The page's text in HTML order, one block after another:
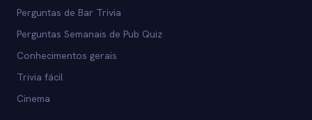
Perguntas de Bar Trivia
Perguntas Semanais de Pub Quiz
Conhecimentos gerais
Trivia fácil
Cinema